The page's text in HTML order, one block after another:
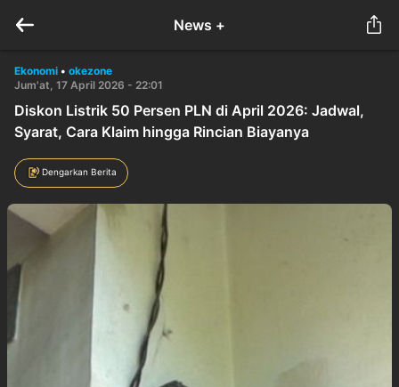
News +
Ekonomi • okezone
Jum'at, 17 April 2026 - 22:01
Diskon Listrik 50 Persen PLN di April 2026: Jadwal,
Syarat, Cara Klaim hingga Rincian Biayanya
Dengarkan Berita